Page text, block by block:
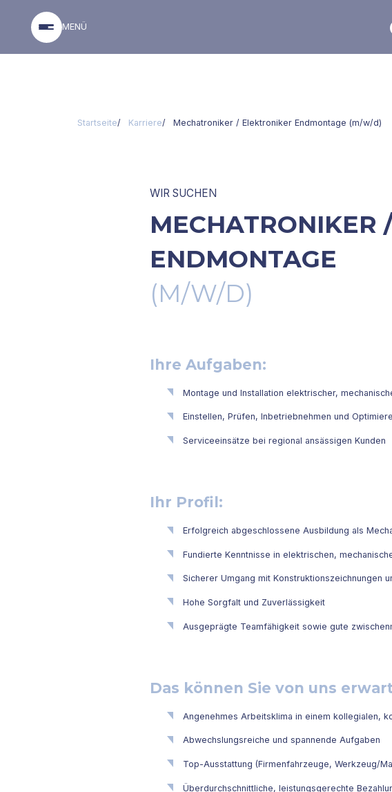
MENÜ
Startseite Karriere Mechatroniker / Elektroniker Endmontage (m/w/d)
WIR SUCHEN
MECHATRONIKER
ENDMONTAGE
(M/W/D)
Ihre Aufgaben:
Montage und Installation elektrischer,
Einstellen, Prüfen, Inbetriebnehmen und
Serviceeinsätze bei regional ansässigen Kunden
Ihr Profil:
Erfolgreich abgeschlossene Ausbildung als
Fundierte Kenntnisse in elektrischen,
Sicherer Umgang mit Konstruktionszeichnungen
Hohe Sorgfalt und Zuverlässigkeit
Ausgeprägte Teamfähigkeit sowie gute
Das können Sie von uns
Angenehmes Arbeitsklima in einem kollegialen,
Abwechslungsreiche und spannende Aufgaben
Top-Ausstattung (Firmenfahrzeuge, Werkzeug/
Überdurchschnittliche, leistungsgerechte